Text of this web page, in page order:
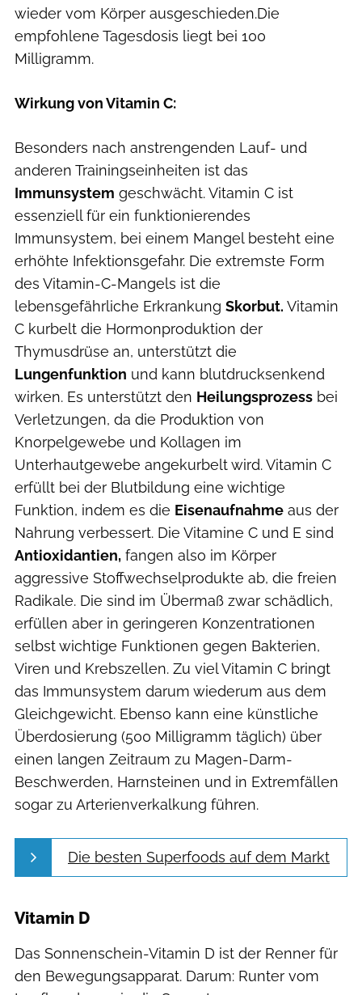
wieder vom Körper ausgeschieden.Die
empfohlene Tagesdosis liegt bei 100
Milligramm.
Wirkung von Vitamin C:
Besonders nach anstrengenden Lauf- und
anderen Trainingseinheiten ist das
Immunsystem geschwächt. Vitamin C ist
essenziell für ein funktionierendes
Immunsystem, bei einem Mangel besteht eine
erhöhte Infektionsgefahr. Die extremste Form
des Vitamin-C-Mangels ist die
lebensgefährliche Erkrankung Skorbut. Vitamin
C kurbelt die Hormonproduktion der
Thymusdrüse an, unterstützt die
Lungenfunktion und kann blutdrucksenkend
wirken. Es unterstützt den Heilungsprozess bei
Verletzungen, da die Produktion von
Knorpelgewebe und Kollagen im
Unterhautgewebe angekurbelt wird. Vitamin C
erfüllt bei der Blutbildung eine wichtige
Funktion, indem es die Eisenaufnahme aus der
Nahrung verbessert. Die Vitamine C und E sind
Antioxidantien, fangen also im Körper
aggressive Stoffwechselprodukte ab, die freien
Radikale. Die sind im Übermaß zwar schädlich,
erfüllen aber in geringeren Konzentrationen
selbst wichtige Funktionen gegen Bakterien,
Viren und Krebszellen. Zu viel Vitamin C bringt
das Immunsystem darum wiederum aus dem
Gleichgewicht. Ebenso kann eine künstliche
Überdosierung (500 Milligramm täglich) über
einen langen Zeitraum zu Magen-Darm-
Beschwerden, Harnsteinen und in Extremfällen
sogar zu Arterienverkalkung führen.
Die besten Superfoods auf dem Markt
Vitamin D
Das Sonnenschein-Vitamin D ist der Renner für
den Bewegungsapparat. Darum: Runter vom